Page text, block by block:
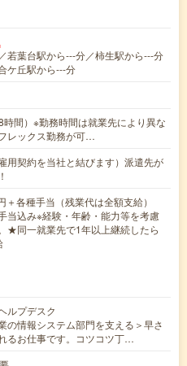
若葉台駅から---分／柿生駅から---分
ケ丘駅から---分
間）※勤務時間は就業先により異な
レックス勤務が可…
用契約を当社と結びます）派遣先が
各種手当（残業代は全額支給）
当込み※経験・年齢・能力等を考慮
★同一就業先で1年以上継続したら
ルプデスク
の情報システム部門を支える＞早さ
るお仕事です。コツコツ丁…